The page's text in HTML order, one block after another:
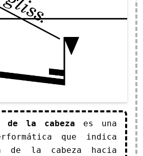
de la cabeza es una
que indica
de la cabeza hacia